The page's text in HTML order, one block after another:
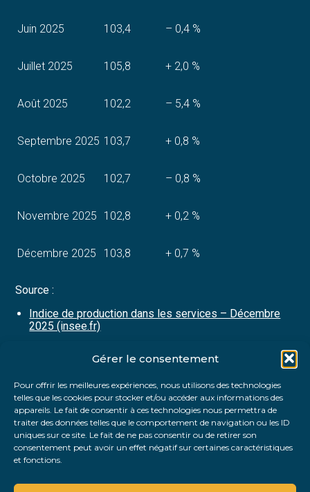
Gérer le consentement
Pour offrir les meilleures expériences, nous utilisons des technologies
telles que les cookies pour stocker et/ou accéder aux informations des
appareils. Le fait de consentir à ces technologies nous permettra de
traiter des données telles que le comportement de navigation ou les ID
uniques sur ce site. Le fait de ne pas consentir ou de retirer son
consentement peut avoir un effet négatif sur certaines caractéristiques
et fonctions.
Juin 2025 103,4 – 0,4 %
Juillet 2025 105,8 + 2,0 %
Août 2025 102,2 – 5,4 %
Septembre 2025 103,7 + 0,8 %
Octobre 2025 102,7 – 0,8 %
Novembre 2025 102,8 + 0,2 %
Décembre 2025 103,8 + 0,7 %
Source :
Indice de production dans les services – Décembre
2025 (insee.fr)
FaceBook
TwitterLinkedIn